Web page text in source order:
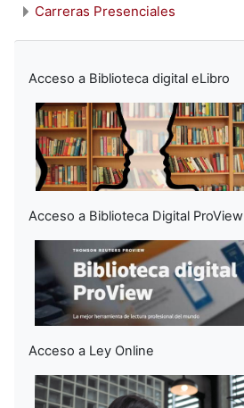
Carreras Presenciales
Acceso a Biblioteca digital eLibro
Acceso a Biblioteca Digital ProView
Acceso a Ley Online